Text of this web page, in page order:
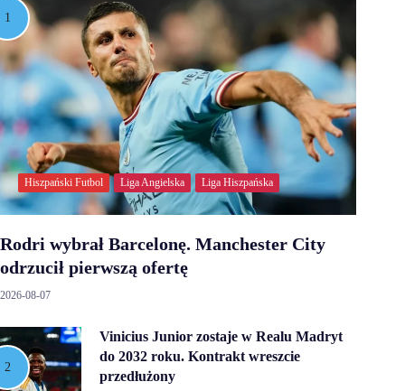
Hiszpański Futbol Liga Angielska Liga Hiszpańska
Rodri wybrał Barcelonę. Manchester City
odrzucił pierwszą ofertę
2026-08-07
Vinicius Junior zostaje w Realu Madryt
do 2032 roku. Kontrakt wreszcie
przedłużony